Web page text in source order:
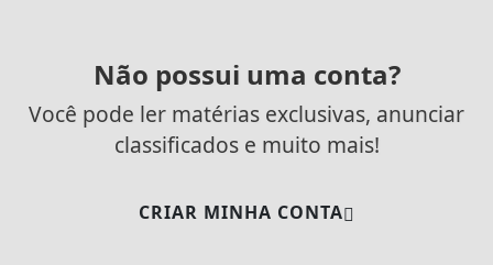
Não possui uma conta?
Você pode ler matérias exclusivas, anunciar
classificados e muito mais!
CRIAR MINHA CONTA